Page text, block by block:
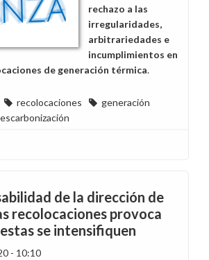
rechazo a las
irregularidades,
arbitrariedades e
incumplimientos en
de generación térmica.
recolocaciones
generación
de la dirección de
recolocaciones provoca
se intensifiquen
- 10:10